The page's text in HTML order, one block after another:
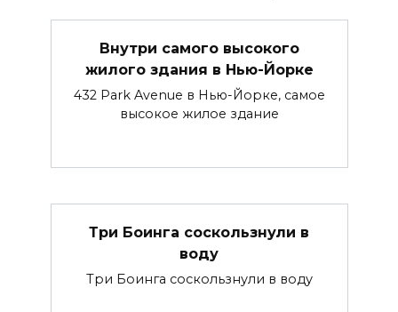
Внутри самого высокого
жилого здания в Нью-Йорке
432 Park Avenue в Нью-Йорке, самое
высокое жилое здание
Три Боинга соскользнули в
воду
Три Боинга соскользнули в воду